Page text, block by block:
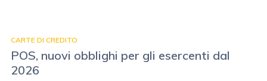
CARTE DI CREDITO
POS, nuovi obblighi per gli esercenti dal
2026